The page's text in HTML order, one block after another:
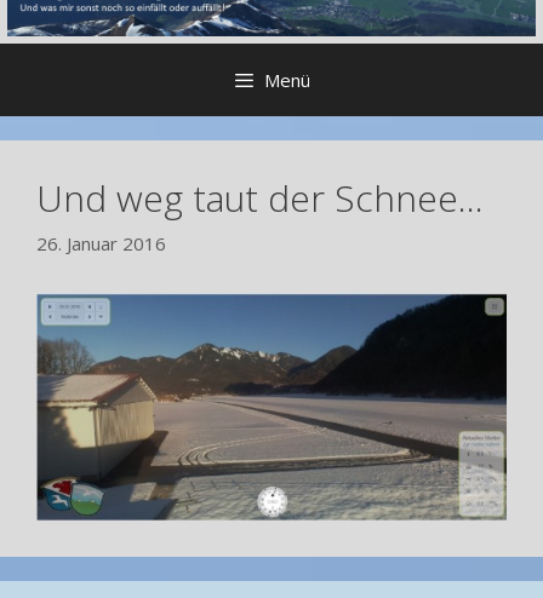
Menü
Und weg taut der Schnee…
26. Januar 2016